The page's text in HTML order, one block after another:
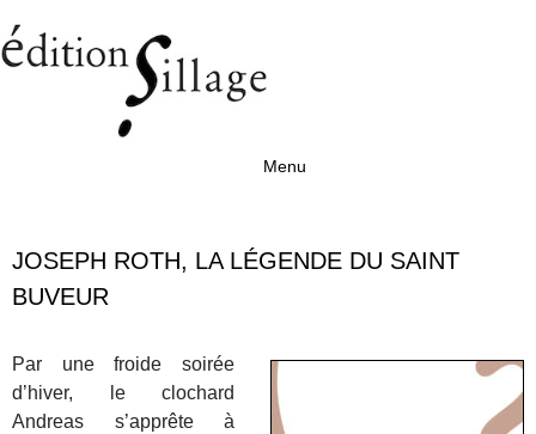
Menu
JOSEPH ROTH, LA LÉGENDE DU SAINT
BUVEUR
Par une froide soirée
d’hiver, le clochard
Andreas s’apprête à